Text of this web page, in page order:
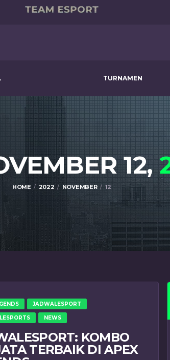
TURNAMEN
12,
HOME 2022 NOVEMBER 12
JADWALESPORT
NEWS
KOMBO
TERBAIK DI APEX